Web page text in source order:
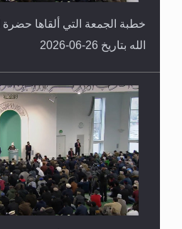
خطبة الجمعة التي ألقاها حضرة
الله بتاريخ 26-06-2026